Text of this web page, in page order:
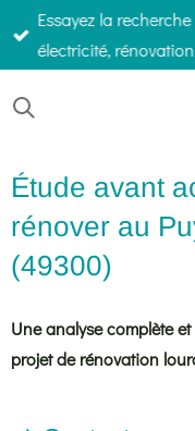
Passer
principal
Essayez la
électricité,
Étude avant
rénover au
(49300)
Une analyse complète
projet de rénovation